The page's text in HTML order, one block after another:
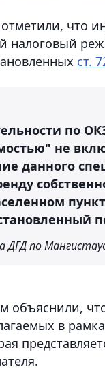
что
налоговый
ст.
по
не
данного
ДГД по
объяснили,
в